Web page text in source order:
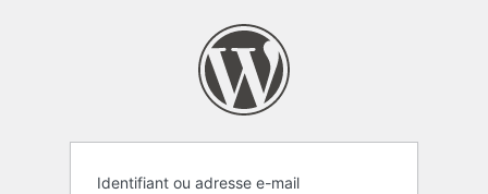
Identifiant ou adresse e-mail